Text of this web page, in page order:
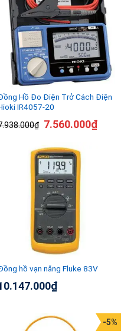
Hồ Đo Điện Trở Cách Điện
IR4057-20
₫ 7.560.000₫
hồ vạn năng Fluke 83V
₫
-5%